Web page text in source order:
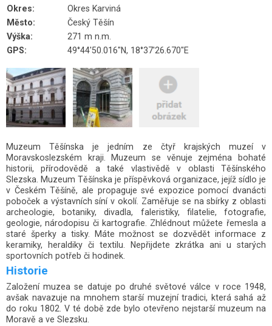
Okres:
Okres Karviná
Město:
Český Těšín
Výška:
271 m n.m.
GPS:
49°44'50.016"N, 18°37'26.670"E
Muzeum Těšínska je jedním ze čtyř krajských muzeí v
Moravskoslezském kraji. Muzeum se věnuje zejména bohaté
historii, přírodovědě a také vlastivědě v oblasti Těšínského
Slezska. Muzeum Těšínska je příspěvková organizace, jejíž sídlo je
v Českém Těšíně, ale propaguje své expozice pomocí dvanácti
poboček a výstavních síní v okolí. Zaměřuje se na sbírky z oblasti
archeologie, botaniky, divadla, faleristiky, filatelie, fotografie,
geologie, národopisu či kartografie. Zhlédnout můžete řemesla a
staré šperky a tisky. Máte možnost se dozvědět informace z
keramiky, heraldiky či textilu. Nepřijdete zkrátka ani u starých
sportovních potřeb či hodinek.
Historie
Založení muzea se datuje po druhé světové válce v roce 1948,
avšak navazuje na mnohem starší muzejní tradici, která sahá až
do roku 1802. V té době zde bylo otevřeno nejstarší muzeum na
Moravě a ve Slezsku.